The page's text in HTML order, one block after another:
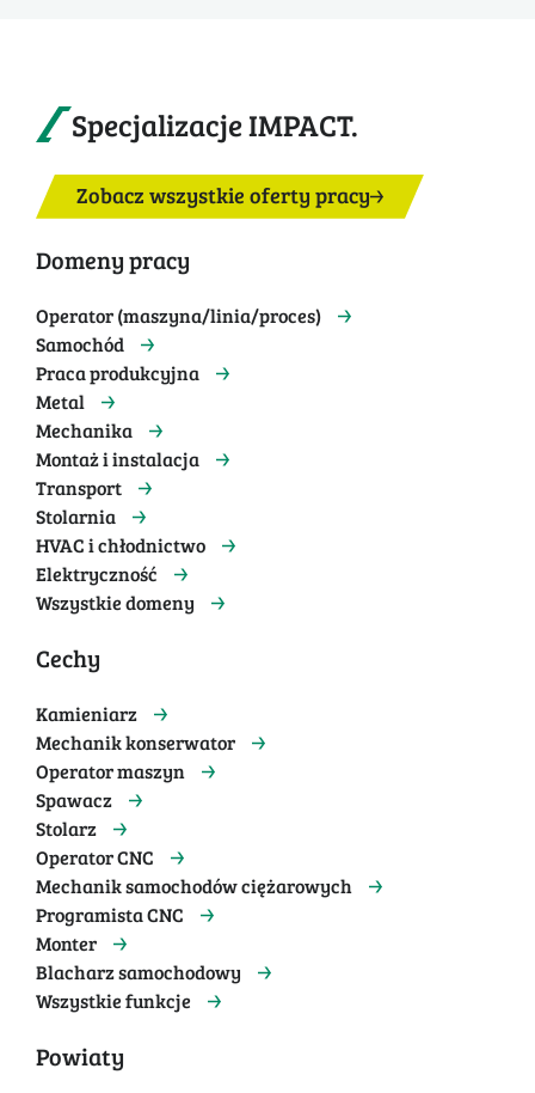
Specjalizacje IMPACT.
Zobacz wszystkie oferty pracy
Domeny pracy
Operator (maszyna/linia/proces)
Samochód
Praca produkcyjna
Metal
Mechanika
Montaż i instalacja
Transport
Stolarnia
HVAC i chłodnictwo
Elektryczność
Wszystkie domeny
Cechy
Kamieniarz
Mechanik konserwator
Operator maszyn
Spawacz
Stolarz
Operator CNC
Mechanik samochodów ciężarowych
Programista CNC
Monter
Blacharz samochodowy
Wszystkie funkcje
Powiaty